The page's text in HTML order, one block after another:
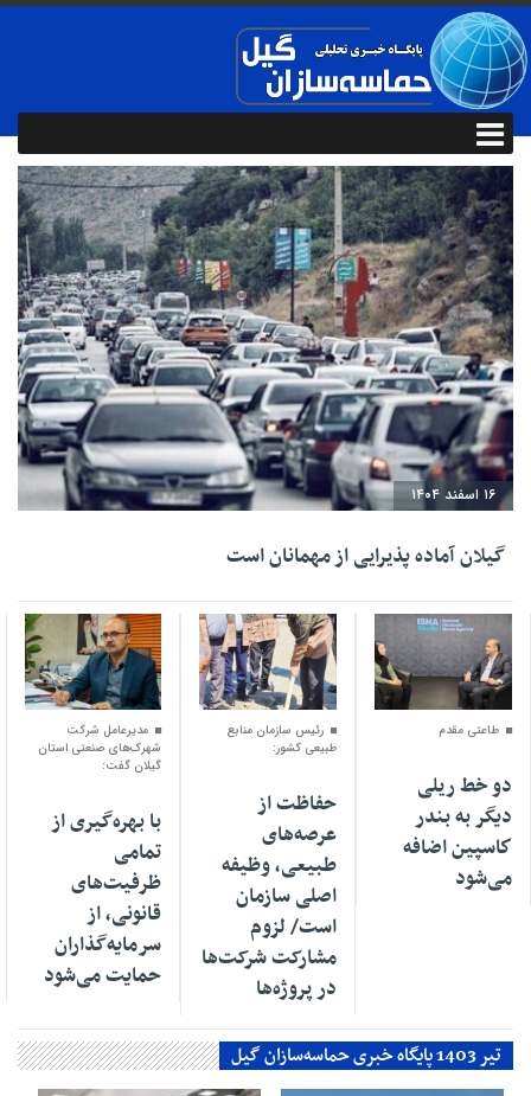
۱۶ اسفند ۱۴۰۴
گیلان آماده پذیرایی‌ از مهمانان است
۰۴ اسفند ۱۴۰۴
طاعتی مقدم
دو خط ریلی
دیگر به بندر
كاسپین اضافه
می‌شود
۰۱ اسفند ۱۴۰۴
رئیس سازمان منابع
طبیعی کشور:
حفاظت از
عرصه‌های
طبیعی، وظیفه
اصلی سازمان
است/ لزوم
مشارکت شرکت‌ها
در پروژه‌ها
۳۰ بهمن ۱۴۰۴
مدیرعامل شرکت
شهرک‌های صنعتی استان
گیلان گفت:
با بهره‌گیری از
تمامی
ظرفیت‌های
قانونی، از
سرمایه‌گذاران
حمایت می‌شود
تیر 1403 پایگاه خبری حماسه‌سازان گیل